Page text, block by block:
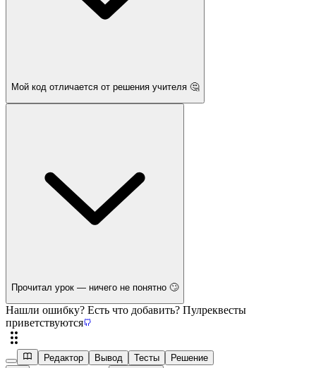
Мой код отличается от решения учителя 🤔
Прочитал урок — ничего не понятно 🙄
Нашли ошибку? Есть что добавить? Пулреквесты
приветствуются
Редактор Вывод Тесты Решение